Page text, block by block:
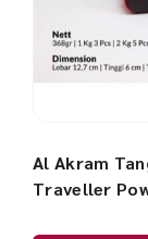
Al Akram
Traveller